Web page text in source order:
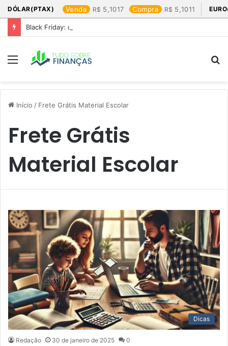
DÓLAR(PTAX) Venda 5,1017 Compra 5,1011
Black Friday: os produtos que mais valem a pena
Menu
Início / Frete Grátis Material Escolar
Frete Grátis
Material Escolar
Dicas
Redação 30 de janeiro de 2025 0